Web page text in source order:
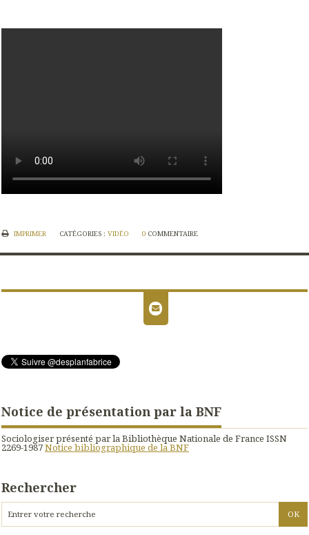
Notice de présentation par la BNF
Sociologiser présenté par la Bibliothèque Nationale de France ISSN
2269-1987Notice bibliographique de la BNF
Rechercher
IMPRIMER CATÉGORIES : VIDÉO 0 COMMENTAIRE